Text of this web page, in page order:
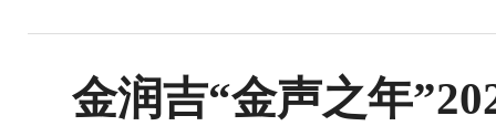
金润吉“金声之年